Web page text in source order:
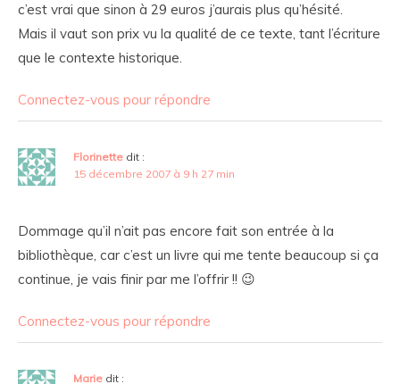
c’est vrai que sinon à 29 euros j’aurais plus qu’hésité.
Mais il vaut son prix vu la qualité de ce texte, tant l’écriture
que le contexte historique.
Connectez-vous pour répondre
Florinette dit :
15 décembre 2007 à 9 h 27 min
Dommage qu’il n’ait pas encore fait son entrée à la
bibliothèque, car c’est un livre qui me tente beaucoup si ça
continue, je vais finir par me l’offrir !! 😉
Connectez-vous pour répondre
Marie dit :